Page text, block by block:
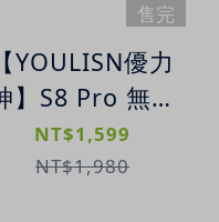
售完
【YOULISN優力
】S8 Pro 無線
音箱 | IPX7防水
| 便攜式炫彩藍
NT$1,599
NT$1,980